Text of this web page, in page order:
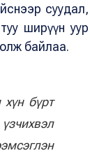
суудал,
ширүүн уур
байлаа.
бүрт